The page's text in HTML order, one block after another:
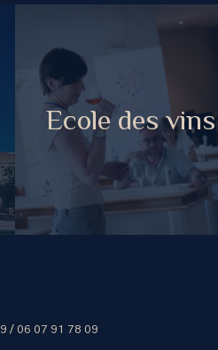
Ecole des vins
/ 06 07 91 78 09